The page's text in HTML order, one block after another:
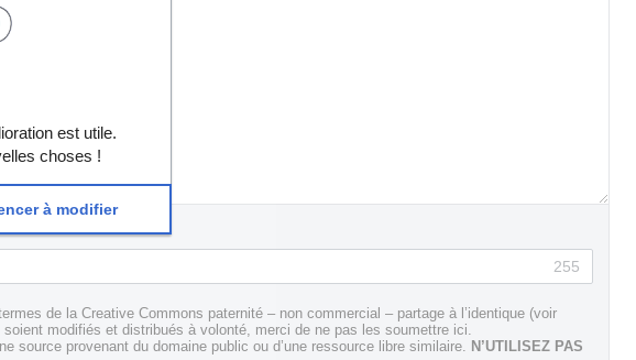
255
de la Creative Commons paternité – non commercial – partage à l’identique (voir
modifiés et distribués à volonté, merci de ne pas les soumettre ici.
source provenant du domaine public ou d’une ressource libre similaire. N’UTILISEZ PAS
est utile.
choses !
à modifier